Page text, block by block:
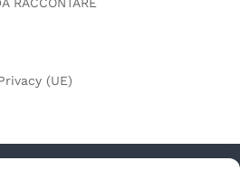
RACCONTARE
(UE)